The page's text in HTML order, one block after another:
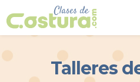
Talleres